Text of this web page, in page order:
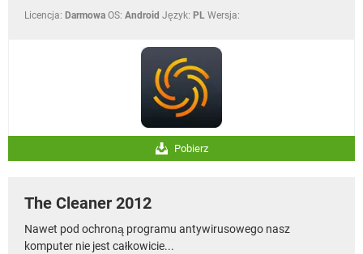
Licencja: Darmowa OS: Android Język: PL Wersja:
Pobierz
The Cleaner 2012
Nawet pod ochroną programu antywirusowego nasz
komputer nie jest całkowicie...